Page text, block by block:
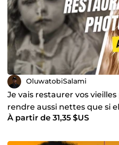
OluwatobiSalami
Je vais restaurer vos
rendre aussi nettes que si
d'aujourd'hui
À partir de 31,35 $US